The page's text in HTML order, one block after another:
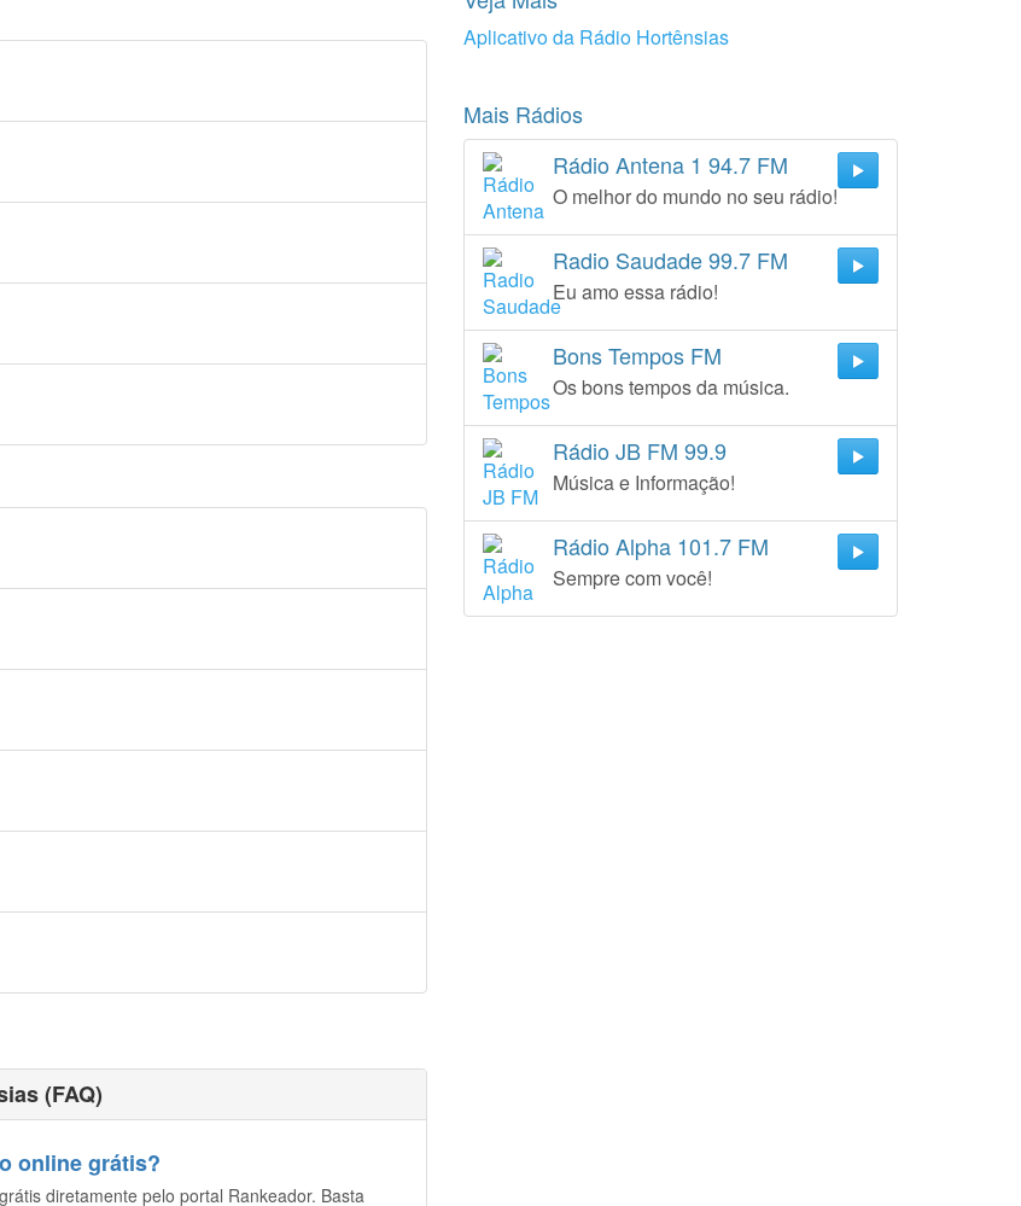
(FAQ)
online grátis?
diretamente pelo portal Rankeador. Basta
Aplicativo da Rádio Hortênsias
Mais Rádios
Rádio Antena 1 94.7 FM
O melhor do mundo no seu rádio!
Radio Saudade 99.7 FM
Eu amo essa rádio!
Bons Tempos FM
Os bons tempos da música.
Rádio JB FM 99.9
Música e Informação!
Rádio Alpha 101.7 FM
Sempre com você!